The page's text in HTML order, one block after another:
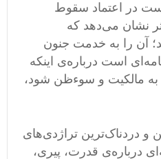
در اعتماد سقوط
نشان می‌دهد که
آن را به خدمت جنون
است درباره‌ی اینکه
مالکیت و سوءظن شود،
و دردناک‌ترین تراژدی‌های
درباره‌ی قدرت، پیری،